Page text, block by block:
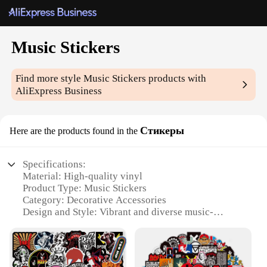
Music Stickers
Find more styleMusic Stickers products with
AliExpress Business
Here are the products found in the Стикеры
Specifications:
Material: High-quality vinyl
Product Type: Music Stickers
Category: Decorative Accessories
Design and Style: Vibrant and diverse music-
Usage and Purpose: Personalizing items such as
laptops, guitars, and skateboards
Quantity: Available in sets